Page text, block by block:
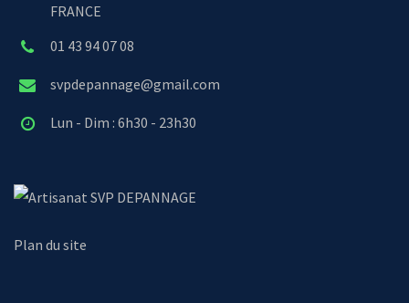
FRANCE
01 43 94 07 08
svpdepannage@gmail.com
Lun - Dim : 6h30 - 23h30
SVP DEPANNAGE
Plan du site